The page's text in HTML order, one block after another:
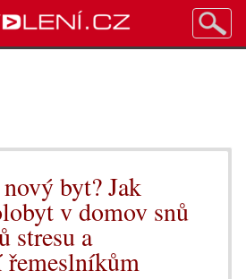
byt? Jak
v domov snů
stresu a
řemeslníkům